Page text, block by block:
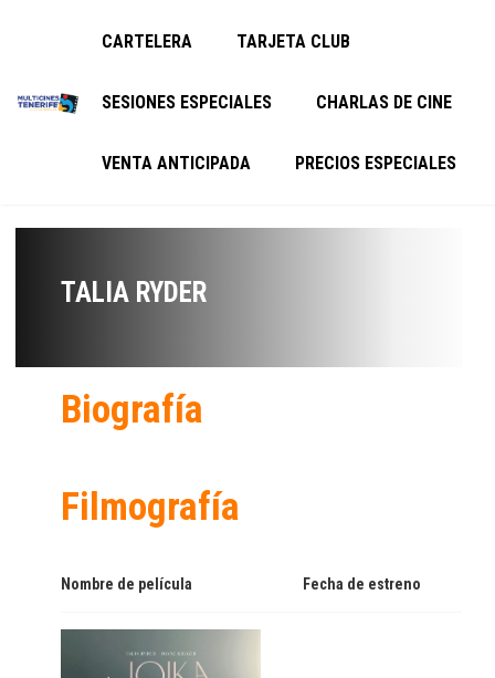
CARTELERA TARJETA CLUB
SESIONES ESPECIALES CHARLAS DE CINE
VENTA ANTICIPADA PRECIOS ESPECIALES
TALIA RYDER
Biografía
Filmografía
Nombre de película Fecha de estreno